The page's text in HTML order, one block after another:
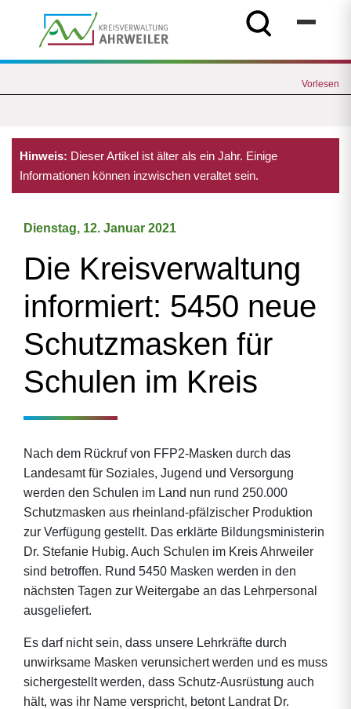
Vorlesen
Hinweis: Dieser Artikel ist älter als ein Jahr. Einige
Informationen können inzwischen veraltet sein.
Dienstag, 12. Januar 2021
Die Kreisverwaltung
informiert: 5450 neue
Schutzmasken für
Schulen im Kreis
Nach dem Rückruf von FFP2-Masken durch das
Landesamt für Soziales, Jugend und Versorgung
werden den Schulen im Land nun rund 250.000
Schutzmasken aus rheinland-pfälzischer Produktion
zur Verfügung gestellt. Das erklärte Bildungsministerin
Dr. Stefanie Hubig. Auch Schulen im Kreis Ahrweiler
sind betroffen. Rund 5450 Masken werden in den
nächsten Tagen zur Weitergabe an das Lehrpersonal
ausgeliefert.
Es darf nicht sein, dass unsere Lehrkräfte durch
unwirksame Masken verunsichert werden und es muss
sichergestellt werden, dass Schutz-Ausrüstung auch
hält, was ihr Name verspricht, betont Landrat Dr.